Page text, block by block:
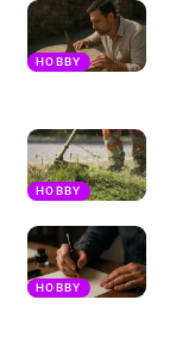
HOBBY
HOBBY
HOBBY